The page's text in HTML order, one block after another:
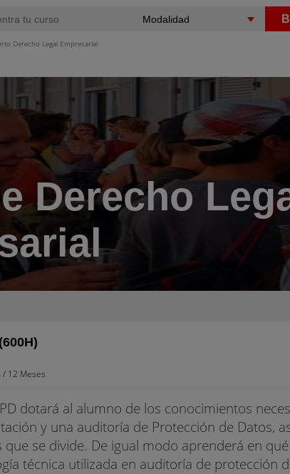
Derecho Legal Empresarial
Derecho
/ 12 Meses
dotará al alumno de los conocimientos
y una auditoría de Protección de Datos,
se divide. De igual modo aprenderá en
técnica utilizada en auditoría de protección